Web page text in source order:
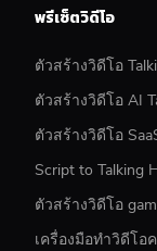
พรีเซ็ตวิดีโอ
ตัวสร้างวิดีโอ
ตัวสร้างวิดีโอ AI
ตัวสร้างวิดีโอ
Script to Talking
ตัวสร้างวิดีโอ
เครื่องมือทำวิดีโอ